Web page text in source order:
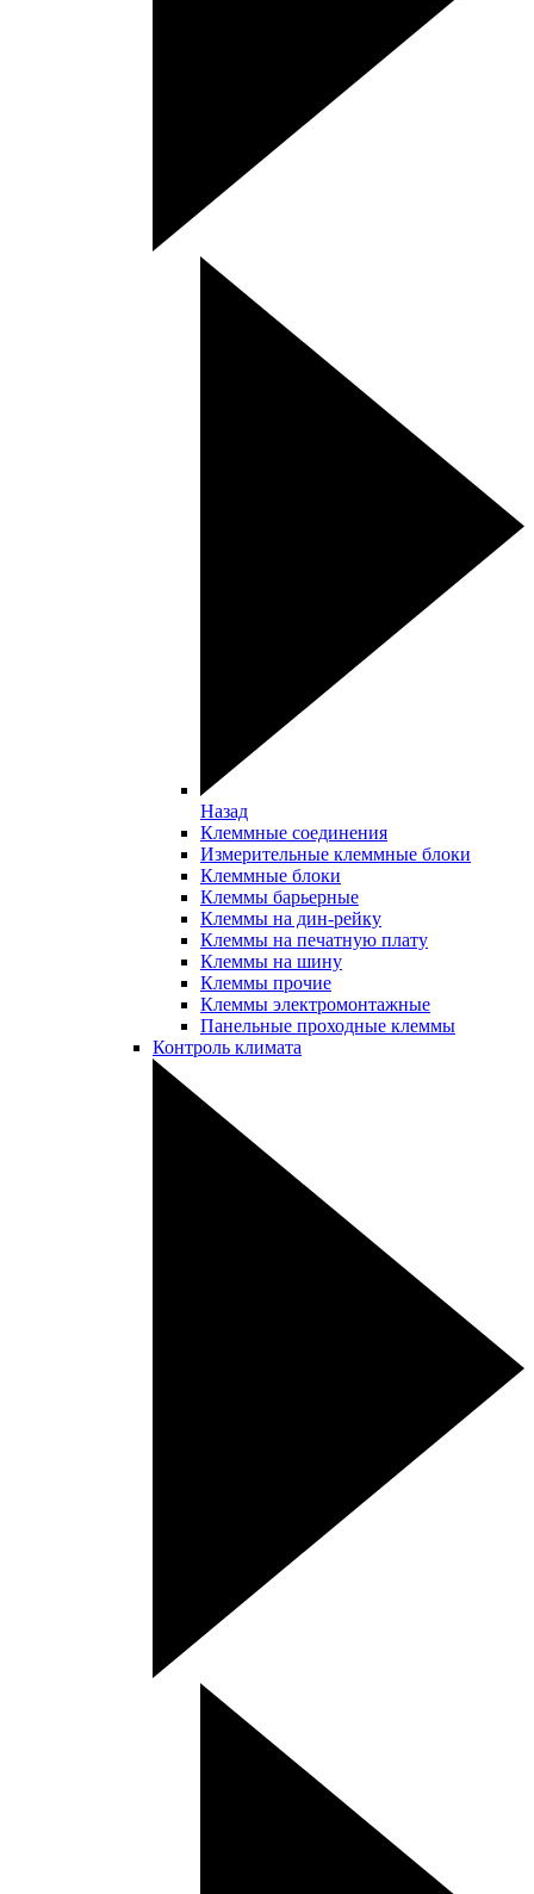
Назад
Клеммные соединения
Измерительные клеммные блоки
Клеммные блоки
Клеммы барьерные
Клеммы на дин-рейку
Клеммы на печатную плату
Клеммы на шину
Клеммы прочие
Клеммы электромонтажные
Панельные проходные клеммы
Контроль климата